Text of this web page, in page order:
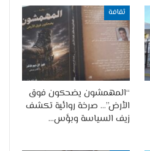
ثقافة
“المهمشون يضحكون فوق
الأرض”… صرخة روائية تكشف
زيف السياسة وبؤس…